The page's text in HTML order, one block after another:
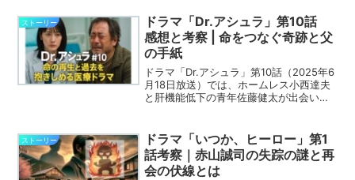
ストーリー
ドラマ「Dr.アシュラ」第10話
感想と考察 | 命をつなぐ奇跡と父
の手紙
ドラマ「Dr.アシュラ」第10話（2025年6
月18日放送）では、ホームレス小西達夫
と肝機能低下の青年佐藤健太が出会い、
け合う2人の絆が深まる一方、健太の財布
トラ...
ストーリー
ドラマ「いつか、ヒーロー」第1
話考察｜赤山誠司の失踪の謎と再
会の伏線とは